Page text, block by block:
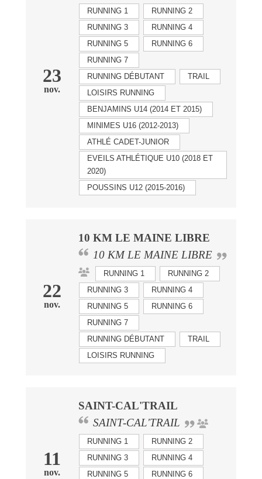
23
nov.
RUNNING 1
RUNNING 2
RUNNING 3
RUNNING 4
RUNNING 5
RUNNING 6
RUNNING 7
RUNNING DÉBUTANT
TRAIL
LOISIRS RUNNING
BENJAMINS U14 (2014 ET 2015)
MINIMES U16 (2012-2013)
ATHLÉ CADET-JUNIOR
EVEILS ATHLÉTIQUE U10 (2018 ET
2020)
POUSSINS U12 (2015-2016)
22
nov.
10 KM LE MAINE LIBRE
10 KM LE MAINE LIBRE
RUNNING 1
RUNNING 2
RUNNING 3
RUNNING 4
RUNNING 5
RUNNING 6
RUNNING 7
RUNNING DÉBUTANT
TRAIL
LOISIRS RUNNING
11
nov.
SAINT-CAL'TRAIL
SAINT-CAL'TRAIL
RUNNING 1
RUNNING 2
RUNNING 3
RUNNING 4
RUNNING 5
RUNNING 6